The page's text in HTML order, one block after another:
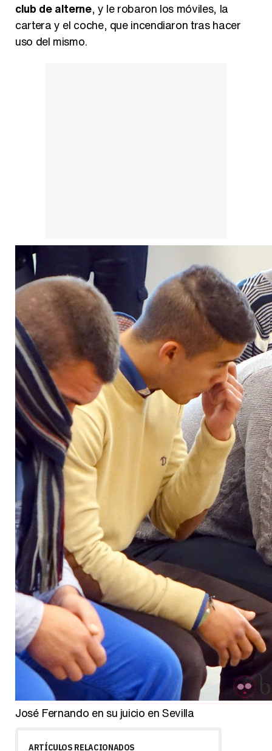
club de alterne, y le robaron los móviles, la
cartera y el coche, que incendiaron tras hacer
uso del mismo.
José Fernando en su juicio en Sevilla
ARTÍCULOS RELACIONADOS